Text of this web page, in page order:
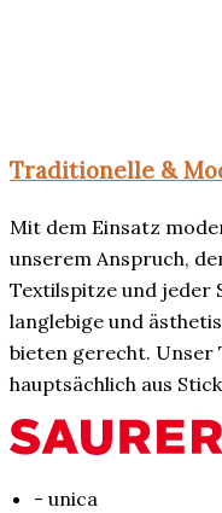
Traditionelle &
Mit dem Einsatz
unserem Anspruch,
Textilspitze und jeder
langlebige und
bieten gerecht. Unser
hauptsächlich aus
- unica